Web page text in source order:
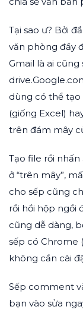
Tại sao ư? Bởi
văn phòng đầy
Gmail là ai
dùng có thể tạo
(giống Excel)
trên đám mây
Tạo file rồi
ở “trên mây”,
cho sếp cũng
rồi hồi hộp ngồi
cũng dễ dàng,
sếp có Chrome
không cần cài
Sếp comment
bạn vào sửa